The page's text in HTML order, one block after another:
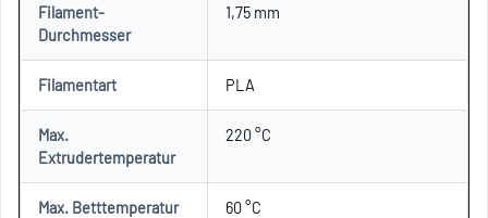
Filament-
Durchmesser
1,75 mm
Filamentart PLA
Max.
Extrudertemperatur
220 °C
Max. Betttemperatur 60 °C